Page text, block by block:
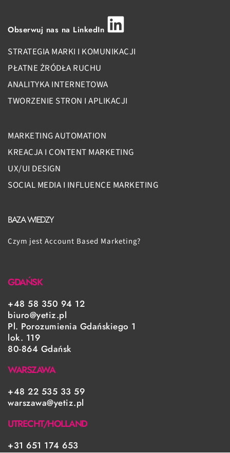
Obserwuj nas na LinkedIn
STRATEGIA MARKI I KOMUNIKACJI
PŁATNE ŻRÓDŁA RUCHU
ANALITYKA INTERNETOWA
TWORZENIE STRON I APLIKACJI
MARKETING AUTOMATION
KREACJA I CONTENT MARKETING
UX/UI DESIGN
SOCIAL MEDIA I INFLUENCE MARKETING
BAZA WIEDZY
Czym jest Account Based Marketing?
GDAŃSK
+48 58 350 94 12
biuro@yetiz.pl
Pl. Porozumienia Gdańskiego 1
lok. 119
80-864 Gdańsk
WARSZAWA
+48 22 535 33 59
warszawa@yetiz.pl
UTRECHT/HOLLAND
+31 651 174 653